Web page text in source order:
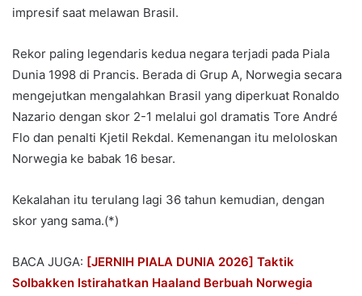
impresif saat melawan Brasil.
Rekor paling legendaris kedua negara terjadi pada Piala
Dunia 1998 di Prancis. Berada di Grup A, Norwegia secara
mengejutkan mengalahkan Brasil yang diperkuat Ronaldo
Nazario dengan skor 2-1 melalui gol dramatis Tore André
Flo dan penalti Kjetil Rekdal. Kemenangan itu meloloskan
Norwegia ke babak 16 besar.
Kekalahan itu terulang lagi 36 tahun kemudian, dengan
skor yang sama.(*)
BACA JUGA: [JERNIH PIALA DUNIA 2026] Taktik
Solbakken Istirahatkan Haaland Berbuah Norwegia